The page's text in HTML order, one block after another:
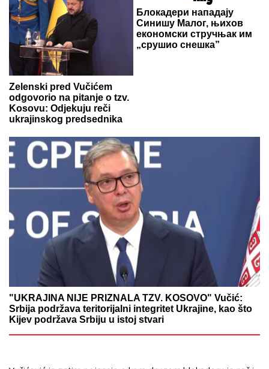
Zelenski pred Vučićem
odgovorio na pitanje o tzv.
Kosovu: Odjekuju reči
ukrajinskog predsednika
Блокадери нападају
Синишу Малог, њихов
економски стручњак им
„срушио снешка”
"UKRAJINA NIJE PRIZNALA TZV. KOSOVO" Vučić:
Srbija podržava teritorijalni integritet Ukrajine, kao što
Kijev podržava Srbiju u istoj stvari